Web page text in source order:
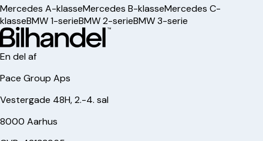
Mercedes A-klasseMercedes B-klasseMercedes C-
klasseBMW 1-serieBMW 2-serieBMW 3-serie
En del af
Pace Group Aps
Vestergade 48H, 2.-4. sal
8000 Aarhus